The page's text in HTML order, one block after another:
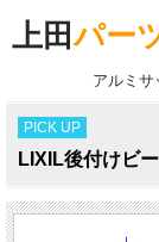
上田パー
アルミ
PICK UP
LIXIL後付けビ